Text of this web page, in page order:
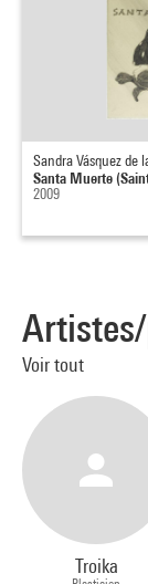
Sandra Vásquez de
Santa Muerte
2009
Voir tout
Troika